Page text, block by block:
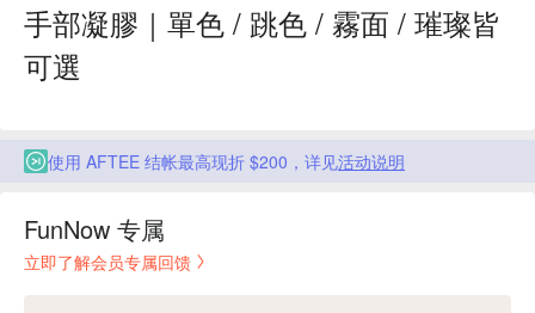
手部凝膠｜單色 / 跳色 / 霧面 / 璀璨皆
可選
使用 AFTEE 结帐最高现折 $200，详见活动说明
FunNow 专属
立即了解会员专属回馈